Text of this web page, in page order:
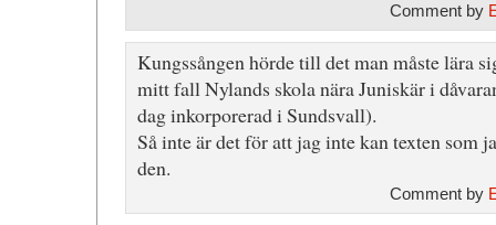
Comment by
Kungssången hörde till det man måste lära
mitt fall Nylands skola nära Juniskär i
dag inkorporerad i Sundsvall).
Så inte är det för att jag inte kan texten som
den.
Comment by